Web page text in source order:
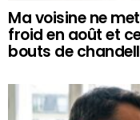
Ma voisine ne
froid en août et
bouts de